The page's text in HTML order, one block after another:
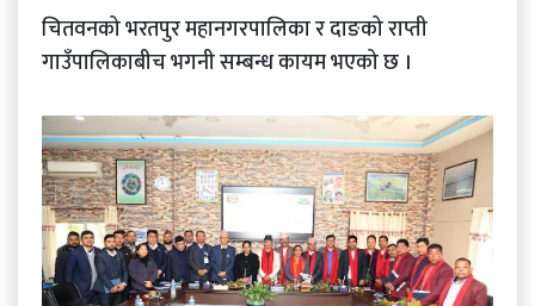
चितवनको भरतपुर महानगरपालिका र दाङको राप्ती
गाउँपालिकाबीच भगनी सम्बन्ध कायम भएको छ ।